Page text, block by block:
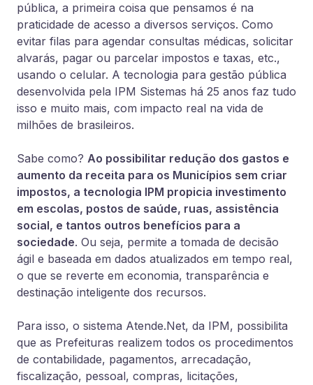
pública, a primeira coisa que pensamos é na
praticidade de acesso a diversos serviços. Como
evitar filas para agendar consultas médicas, solicitar
alvarás, pagar ou parcelar impostos e taxas, etc.,
usando o celular. A tecnologia para gestão pública
desenvolvida pela IPM Sistemas há 25 anos faz tudo
isso e muito mais, com impacto real na vida de
milhões de brasileiros.
Sabe como? Ao possibilitar redução dos gastos e
aumento da receita para os Municípios sem criar
impostos, a tecnologia IPM propicia investimento
em escolas, postos de saúde, ruas, assistência
social, e tantos outros benefícios para a
sociedade. Ou seja, permite a tomada de decisão
ágil e baseada em dados atualizados em tempo real,
o que se reverte em economia, transparência e
destinação inteligente dos recursos.
Para isso, o sistema Atende.Net, da IPM, possibilita
que as Prefeituras realizem todos os procedimentos
de contabilidade, pagamentos, arrecadação,
fiscalização, pessoal, compras, licitações,